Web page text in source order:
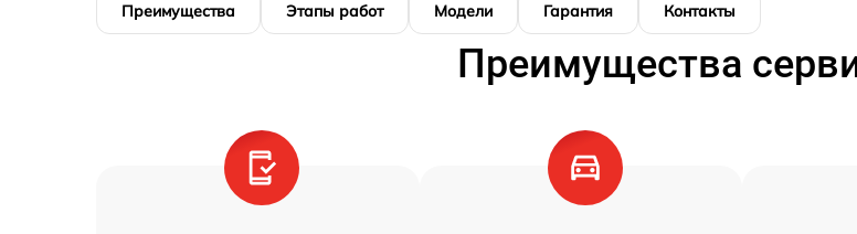
Преимущества Этапы работ Модели Гарантия Контакты
Преимущества